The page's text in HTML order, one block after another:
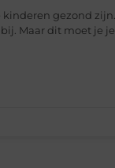
gezond zijn.
Maar dit moet je je